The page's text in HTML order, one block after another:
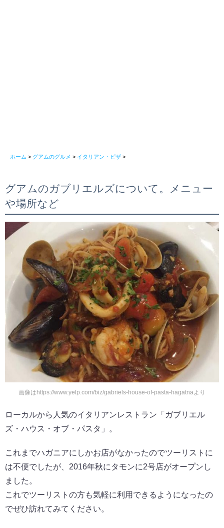
ホーム > グアムのグルメ > イタリアン・ピザ >
グアムのガブリエルズについて。メニュー
や場所など
画像はhttps://www.yelp.com/biz/gabriels-house-of-pasta-hagatnaより
ローカルから人気のイタリアンレストラン「ガブリエル
ズ・ハウス・オブ・パスタ」。
これまでハガニアにしかお店がなかったのでツーリストに
は不便でしたが、2016年秋にタモンに2号店がオープンし
ました。
これでツーリストの方も気軽に利用できるようになったの
でぜひ訪れてみてください。